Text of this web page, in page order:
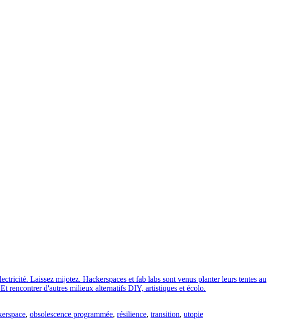
Laissez mijotez. Hackerspaces et fab labs sont venus planter leurs tentes au
rencontrer d'autres milieux alternatifs DIY, artistiques et écolo.
, obsolescence programmée, résilience, transition, utopie